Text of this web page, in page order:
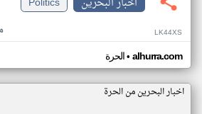
LK44XS
الحرة• alhurra.com
اخبار البحرين من الحرة